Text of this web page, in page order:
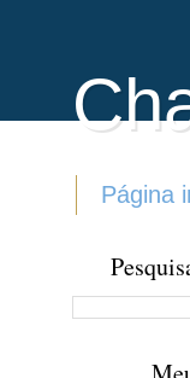
Página